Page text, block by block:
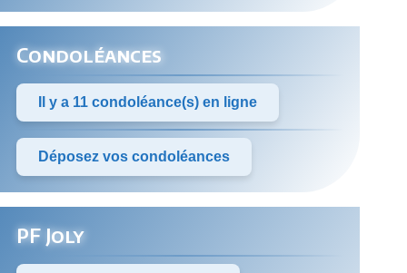
Condoléances
Il y a 11 condoléance(s) en ligne
Déposez vos condoléances
PF Joly